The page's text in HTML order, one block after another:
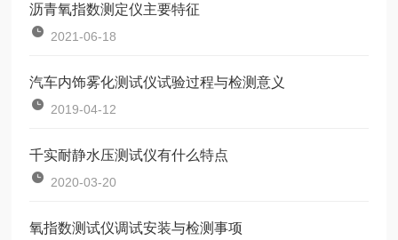
沥青氧指数测定仪主要特征
2021-06-18
汽车内饰雾化测试仪试验过程与检测意义
2019-04-12
千实耐静水压测试仪有什么特点
2020-03-20
氧指数测试仪调试安装与检测事项